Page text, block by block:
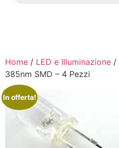
Home / LED e Illuminazione /
385nm SMD – 4 Pezzi
In offerta!